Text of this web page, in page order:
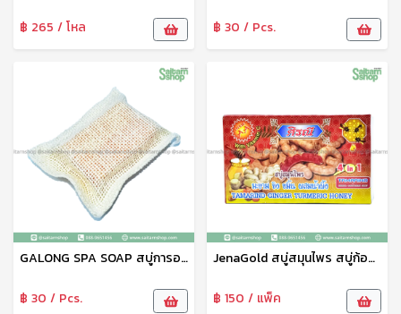
฿ 265 / โหล ฿ 30 / Pcs.
GALONG SPA SOAP สบู่การอง สบู่ตาข่าย สบู่สปามะขามสบู่ขัดผิวขาว 100 กรัม กาลอง
฿ 30 / Pcs.
JenaGold สบู่สมุนไพร สบู่ก้อน สบู่อาบน้ำ สูตร มะขาม น้ำผึ้ง ทานาคา ตราดี๊ดี
฿ 150 / แพ็ค